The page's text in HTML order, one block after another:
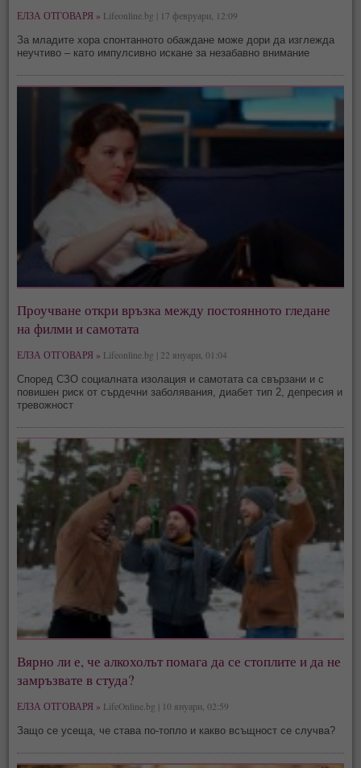
ЕЛЗА ОТГОВАРЯ » Lifeonline.bg | 17 февруари, 12:09
За младите хора спонтанното обаждане може дори да изглежда
неучтиво – като импулсивно искане за незабавно внимание
Проучване откри връзка между постоянното гледане
на филми и самотата
ЕЛЗА ОТГОВАРЯ » Lifeonline.bg | 22 януари, 01:04
Според СЗО социалната изолация и самотата са свързани и с
повишен риск от сърдечни заболявания, диабет тип 2, депресия и
тревожност
Вярно ли е, че алкохолът помага да се стоплите и да не
замръзвате в студа?
ЕЛЗА ОТГОВАРЯ » LifeOnline.bg | 10 януари, 02:59
Защо се усеща, че става по-топло и какво всъщност се случва?